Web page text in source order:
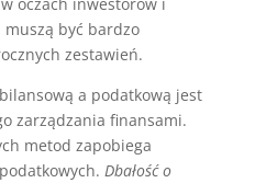
muszą być bardzo
zestawień.
a podatkową jest
zarządzania finansami.
metod zapobiega
Dbałość o